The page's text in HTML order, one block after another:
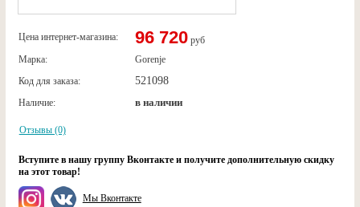
Цена интернет-магазина: 96 720 руб
Марка:
Gorenje
Код для заказа:
521098
Наличие: в наличии
Отзывы (0)
Вступите в нашу группу Вконтакте и получите дополнительную скидку
на этот товар!
Мы Вконтакте